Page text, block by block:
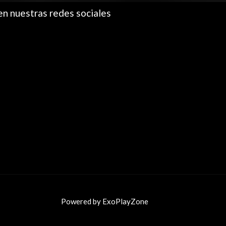
nuestras redes sociales
Powered by ExoPlayZone